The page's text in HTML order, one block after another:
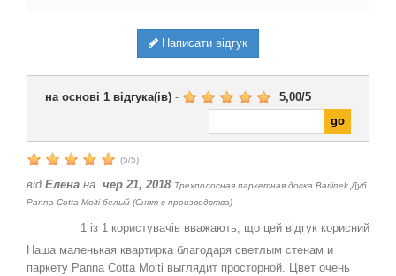
Написати відгук
на основі 1 відгука(ів) - 5,00/5
(5/5)
від Елена на чер 21, 2018 Трехполосная паркетная доска Barlinek Дуб
Panna Cotta Molti белый (Снят с производства)
1 із 1 користувачів вважають, що цей відгук корисний
Наша маленькая квартирка благодаря светлым стенам и
паркету Panna Cotta Molti выглядит просторной. Цвет очень